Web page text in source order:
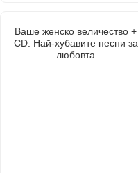
Ваше женско величество +
CD: Най-хубавите песни за
любовта